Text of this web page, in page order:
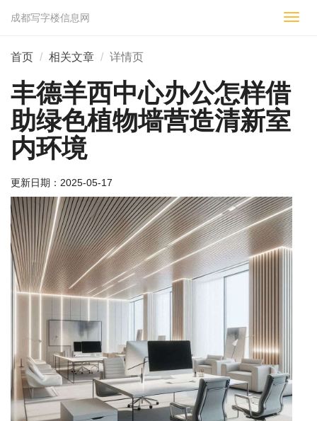
切
成都写字楼信息网
首页 相关文章 详情页
丰德羊西中心办公怎样借
助绿色植物墙营造清新室
内环境
更新日期： 2025-05-17